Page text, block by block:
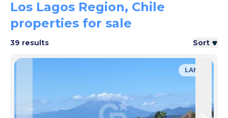
Los Lagos Region, Chile
properties for sale
39 results Sort
LAND